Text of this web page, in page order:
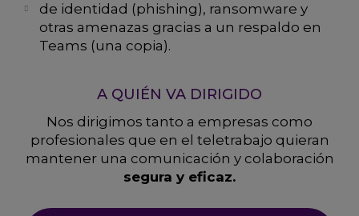
de identidad (phishing), ransomware y
otras amenazas gracias a un respaldo en
Teams (una copia).
A QUIÉN VA DIRIGIDO
Nos dirigimos tanto a empresas como
profesionales que en el teletrabajo quieran
mantener una comunicación y colaboración
segura y eficaz.